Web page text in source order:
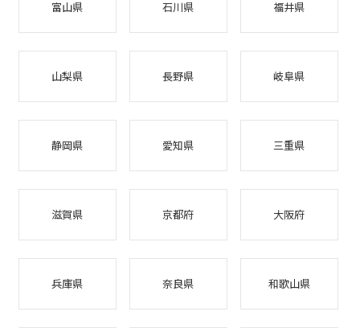
富山県 石川県 福井県
山梨県 長野県 岐阜県
静岡県 愛知県 三重県
滋賀県 京都府 大阪府
兵庫県 奈良県 和歌山県